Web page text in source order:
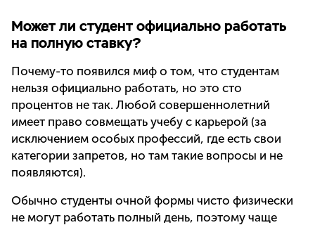
Может ли студент официально работать
на полную ставку?
Почему-то появился миф о том, что студентам
нельзя официально работать, но это сто
процентов не так. Любой совершеннолетний
имеет право совмещать учебу с карьерой (за
исключением особых профессий, где есть свои
категории запретов, но там такие вопросы и не
появляются).
Обычно студенты очной формы чисто физически
не могут работать полный день, поэтому чаще